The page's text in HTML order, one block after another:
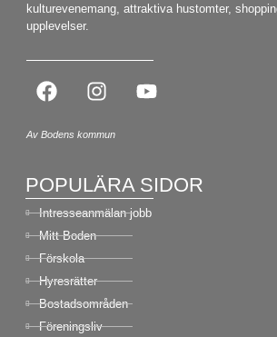
kulturevenemang, attraktiva hustomter,
upplevelser.
Av Bodens kommun
POPULÄRA SIDOR
Intresseanmälan jobb
Mitt Boden
Förskola
Hyresrätter
Bostadsområden
Föreningsliv